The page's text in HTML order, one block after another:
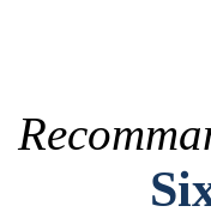
Six-